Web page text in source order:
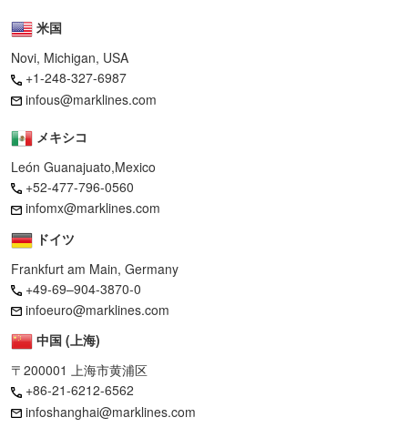
米国
Novi, Michigan, USA
+1-248-327-6987
infous@marklines.com
メキシコ
León Guanajuato,Mexico
+52-477-796-0560
infomx@marklines.com
ドイツ
Frankfurt am Main, Germany
+49-69–904-3870-0
infoeuro@marklines.com
中国 (上海)
〒200001 上海市黄浦区
+86-21-6212-6562
infoshanghai@marklines.com